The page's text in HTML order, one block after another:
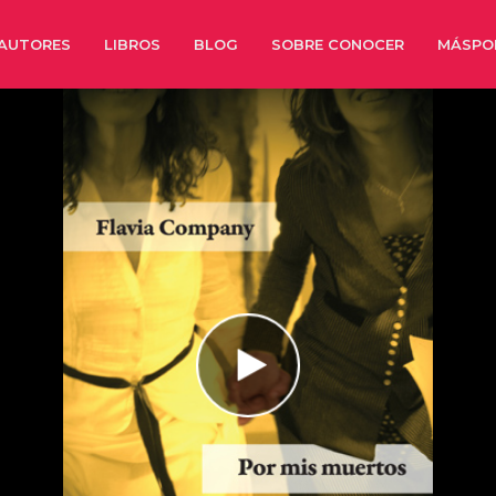
LIBROS BLOG SOBRE CONOCER